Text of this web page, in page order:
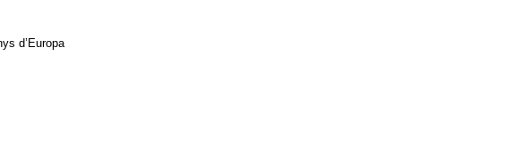
d’Europa